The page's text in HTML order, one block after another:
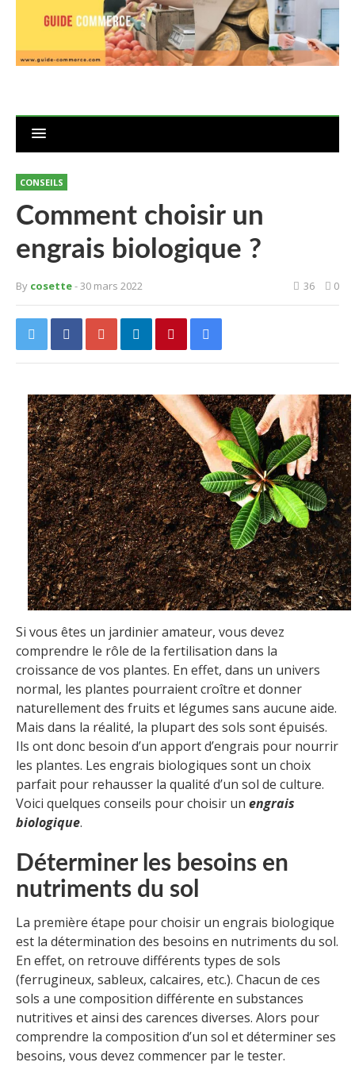
CONSEILS
Comment choisir un
engrais biologique ?
By cosette- 30 mars 2022 36 0
Si vous êtes un jardinier amateur, vous devez
comprendre le rôle de la fertilisation dans la
croissance de vos plantes. En effet, dans un univers
normal, les plantes pourraient croître et donner
naturellement des fruits et légumes sans aucune aide.
Mais dans la réalité, la plupart des sols sont épuisés.
Ils ont donc besoin d’un apport d’engrais pour nourrir
les plantes. Les engrais biologiques sont un choix
parfait pour rehausser la qualité d’un sol de culture.
Voici quelques conseils pour choisir un engrais
biologique.
Déterminer les besoins en
nutriments du sol
La première étape pour choisir un engrais biologique
est la détermination des besoins en nutriments du sol.
En effet, on retrouve différents types de sols
(ferrugineux, sableux, calcaires, etc.). Chacun de ces
sols a une composition différente en substances
nutritives et ainsi des carences diverses. Alors pour
comprendre la composition d’un sol et déterminer ses
besoins, vous devez commencer par le tester.